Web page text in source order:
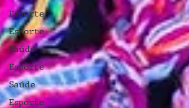
Esporte
Esporte
Saúde
Esporte
Saúde
Esporte